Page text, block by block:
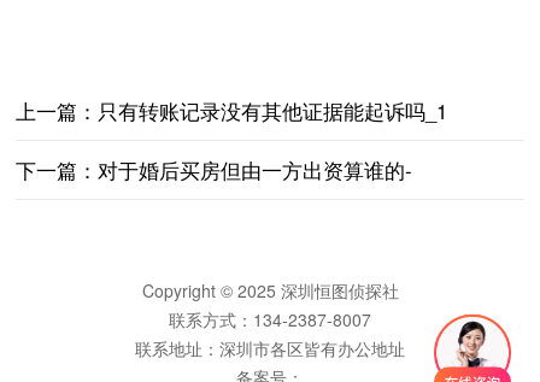
上一篇： 只有转账记录没有其他证据能起诉吗_1
下一篇： 对于婚后买房但由一方出资算谁的-
Copyright © 2025 深圳恒图侦探社
联系方式：134-2387-8007
联系地址：深圳市各区皆有办公地址
备案号：